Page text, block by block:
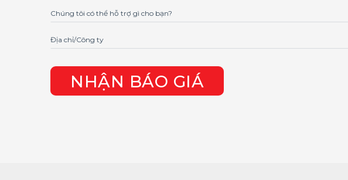
Chúng tôi có thể hỗ trợ gì cho bạn?
Địa chỉ/Công ty